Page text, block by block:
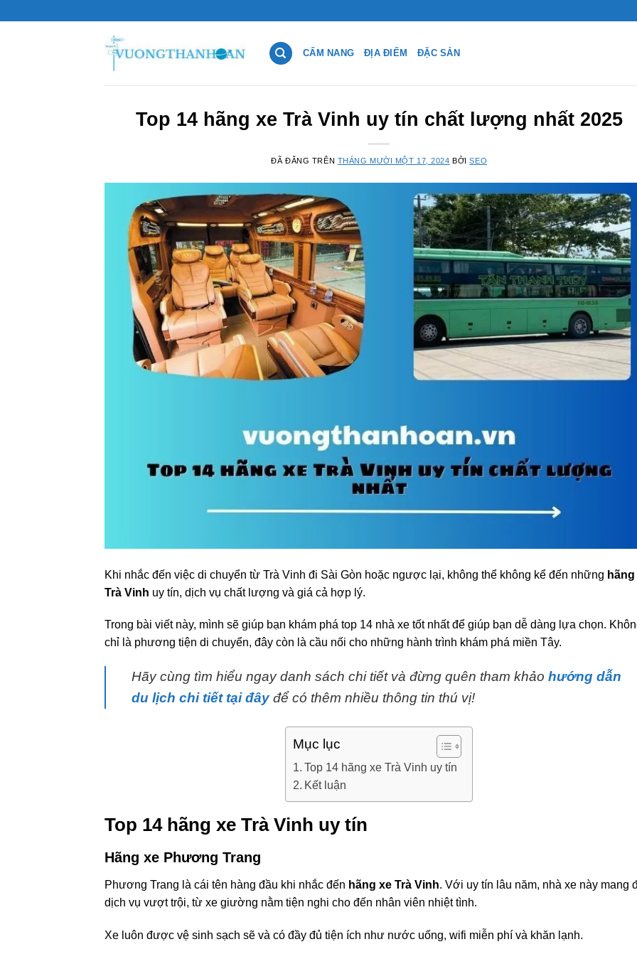
CẨM NANG ĐỊA ĐIỂM ĐẶC SẢN
Top 14 hãng xe Trà Vinh uy tín chất lượng nhất 2025
ĐÃ ĐĂNG TRÊN THÁNG MƯỜI MỘT 17, 2024 BỞISEO
Khi nhắc đến việc di chuyển từ Trà Vinh đi Sài Gòn hoặc ngược lại, không thể không kể đến những
Trà Vinh uy tín, dịch vụ chất lượng và giá cả hợp lý.
Trong bài viết này, mình sẽ giúp bạn khám phá top 14 nhà xe tốt nhất để giúp bạn dễ dàng lựa chọn.
chỉ là phương tiện di chuyển, đây còn là cầu nối cho những hành trình khám phá miền Tây.
Hãy cùng tìm hiểu ngay danh sách chi tiết và đừng quên tham khảo hướng dẫn
du lịch chi tiết tại đây để có thêm nhiều thông tin thú vị!
Mục lục
Top 14 hãng xe Trà Vinh uy tín
Kết luận
Top 14 hãng xe Trà Vinh uy tín
Hãng xe Phương Trang
Phương Trang là cái tên hàng đầu khi nhắc đến hãng xe Trà Vinh. Với uy tín lâu năm, nhà xe này mang
dịch vụ vượt trội, từ xe giường nằm tiện nghi cho đến nhân viên nhiệt tình.
Xe luôn được vệ sinh sạch sẽ và có đầy đủ tiện ích như nước uống, wifi miễn phí và khăn lạnh.